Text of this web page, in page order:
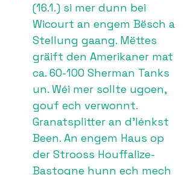
(16.1.) si mer dunn bei
Wicourt an engem Bësch a
Stellung gaang. Mëttes
gräift den Amerikaner mat
ca. 60-100 Sherman Tanks
un. Wéi mer sollte ugoen,
gouf ech verwonnt.
Granatsplitter an d’lénkst
Been. An engem Haus op
der Strooss Houffalize-
Bastogne hunn ech mech